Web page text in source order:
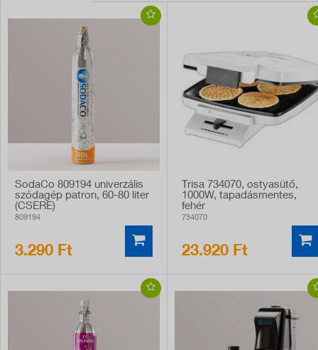
SodaCo 809194 univerzális
szódagép patron, 60-80 liter
(CSERE)
809194
3.290 Ft
Trisa 734070, ostyasütő,
1000W, tapadásmentes,
fehér
734070
23.920 Ft